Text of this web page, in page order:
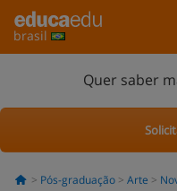
brasil
Quer saber
Pós-graduação Arte